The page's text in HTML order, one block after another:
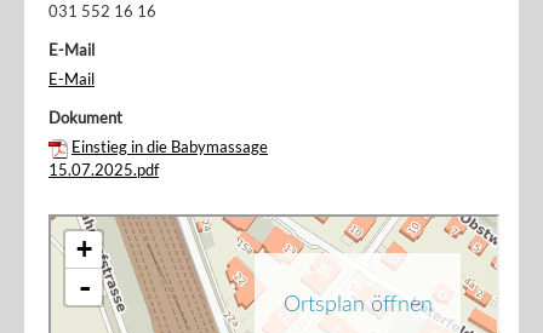
031 552 16 16
E-Mail
E-Mail
Dokument
Einstieg in die Babymassage
15.07.2025.pdf